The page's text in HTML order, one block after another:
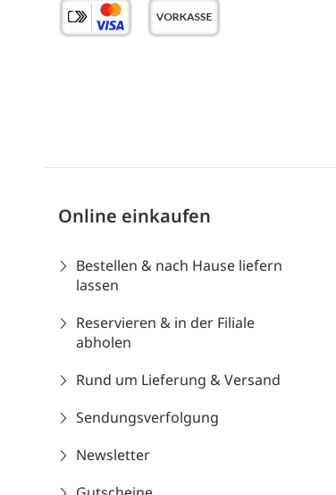
Online einkaufen
Bestellen & nach Hause liefern
lassen
Reservieren & in der Filiale
abholen
Rund um Lieferung & Versand
Sendungsverfolgung
Newsletter